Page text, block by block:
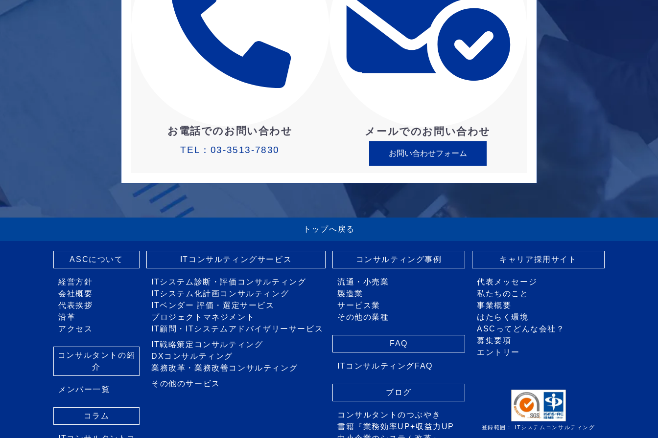
お電話でのお問い合わせ
TEL： 03-3513-7830
メールでのお問い合わせ
お問い合わせフォーム
トップへ戻る
ASCについて
経営方針
会社概要
代表挨拶
沿革
アクセス
コンサルタントの紹
介
メンバー一覧
コラム
ITコンサルティングサービス
ITシステム診断・評価コンサルティング
ITシステム化計画コンサルティング
ITベンダー 評価・選定サービス
プロジェクトマネジメント
IT顧問・ITシステムアドバイザリーサービス
IT戦略策定コンサルティング
DXコンサルティング
業務改革・業務改善コンサルティング
その他のサービス
コンサルティング事例
流通・小売業
製造業
サービス業
その他の業種
FAQ
ITコンサルティングFAQ
ブログ
コンサルタントのつぶやき
書籍『業務効率UP+収益力UP
キャリア採用サイト
代表メッセージ
私たちのこと
事業概要
はたらく環境
ASCってどんな会社？
募集要項
エントリー
登録範囲： ITシステムコンサルティング